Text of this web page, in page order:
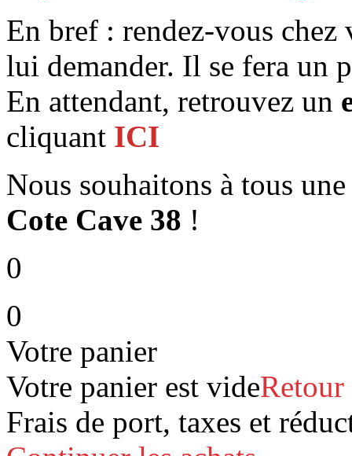
En bref : rendez-vous chez
lui demander. Il se fera un
En attendant, retrouvez un
cliquant ICI
Nous souhaitons à tous
Cote Cave 38 !
0
0
Votre panier
Votre panier est vide
Frais de port, taxes et